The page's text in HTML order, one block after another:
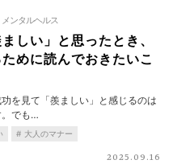
メンタルヘルス
ましい」と思ったとき、
めに読んでおきたいこ
を見て「羨ましい」と感じるのは
。でも…
大人のマナー
2025.09.16